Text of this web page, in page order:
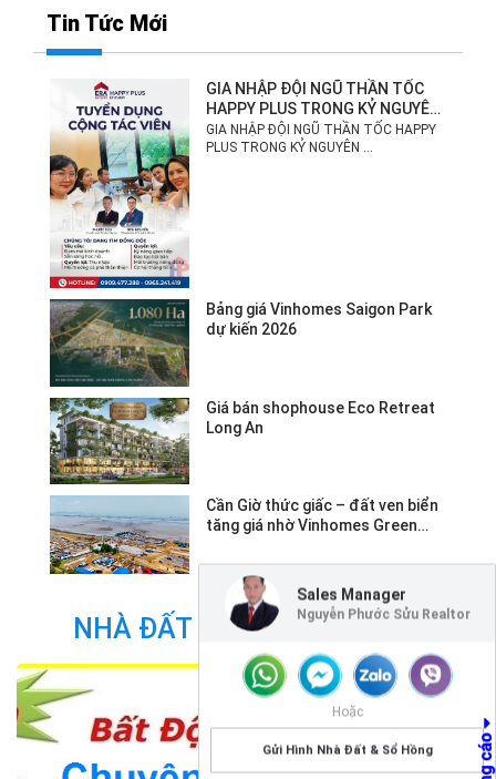
Tin Tức Mới
GIA NHẬP ĐỘI NGŨ THẦN TỐC
HAPPY PLUS TRONG KỶ NGUYÊN
MỚI!
GIA NHẬP ĐỘI NGŨ THẦN TỐC HAPPY
PLUS TRONG KỶ NGUYÊN ...
Bảng giá Vinhomes Saigon Park
dự kiến 2026
Giá bán shophouse Eco Retreat
Long An
Cần Giờ thức giấc – đất ven biển
tăng giá nhờ Vinhomes Green
Sales Manager
Nguyễn Phước Sửu Realtor
Hoặc
Gửi Hình Nhà Đất & Sổ Hồng
NHÀ ĐẤT CÙNG DANH MỤC